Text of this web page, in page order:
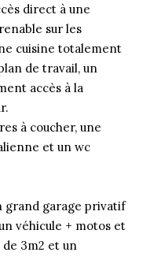
direct à une
sur les
cuisine totalement
de travail, un
accès à la
à coucher, une
et un wc
grand garage privatif
véhicule + motos et
3m2 et un